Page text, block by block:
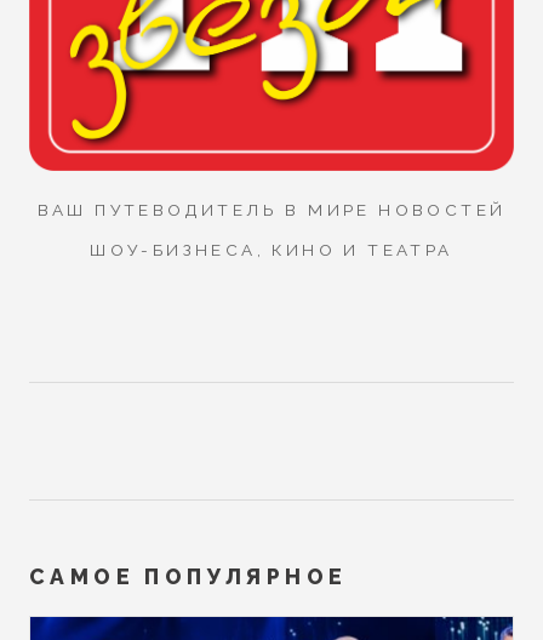
ВАШ ПУТЕВОДИТЕЛЬ В МИРЕ НОВОСТЕЙ
ШОУ-БИЗНЕСА, КИНО И ТЕАТРА
САМОЕ ПОПУЛЯРНОЕ